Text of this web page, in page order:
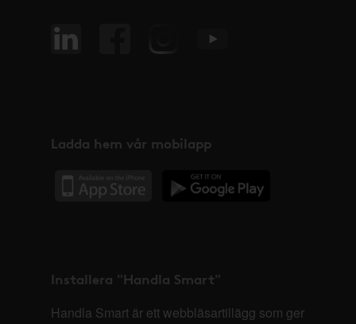
Ladda hem vår mobilapp
Installera "Handla Smart"
Handla Smart är ett webbläsartillägg som ger